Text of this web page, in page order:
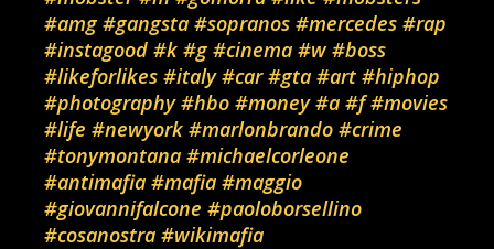
#amg #gangsta #sopranos #mercedes #rap
#instagood #k #g #cinema #w #boss
#likeforlikes #italy #car #gta #art #hiphop
#photography #hbo #money #a #f #movies
#life #newyork #marlonbrando #crime
#tonymontana #michaelcorleone
#antimafia #mafia #maggio
#giovannifalcone #paoloborsellino
#cosanostra #wikimafia